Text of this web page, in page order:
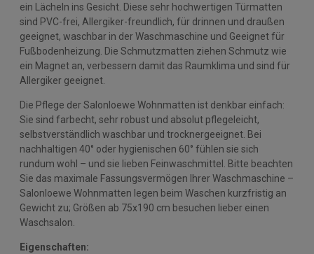
ein Lächeln ins Gesicht. Diese sehr hochwertigen Türmatten
sind PVC-frei, Allergiker-freundlich, für drinnen und draußen
geeignet, waschbar in der Waschmaschine und Geeignet für
Fußbodenheizung. Die Schmutzmatten ziehen Schmutz wie
ein Magnet an, verbessern damit das Raumklima und sind für
Allergiker geeignet.
Die Pflege der Salonloewe Wohnmatten ist denkbar einfach:
Sie sind farbecht, sehr robust und absolut pflegeleicht,
selbstverständlich waschbar und trocknergeeignet. Bei
nachhaltigen 40° oder hygienischen 60° fühlen sie sich
rundum wohl – und sie lieben Feinwaschmittel. Bitte beachten
Sie das maximale Fassungsvermögen Ihrer Waschmaschine –
Salonloewe Wohnmatten legen beim Waschen kurzfristig an
Gewicht zu; Größen ab 75x190 cm besuchen lieber einen
Waschsalon.
Eigenschaften: